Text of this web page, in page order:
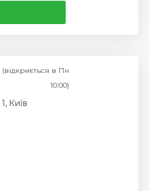
(відкриється в Пн
10:00)
Київ